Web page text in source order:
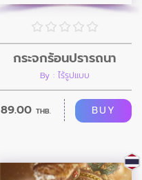
กระจกร้อนปรารถนา
By : ไร้รูปแบบ
89.00 THB. BUY